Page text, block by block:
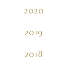
2020
2019
2018